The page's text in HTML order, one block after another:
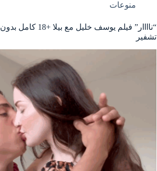
منوعات
“ناااار” فيلم يوسف خليل مع بيلا +18 كامل بدون
تشفير